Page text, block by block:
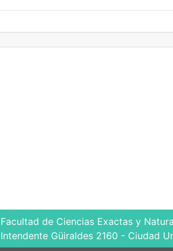
Facultad de Ciencias Exactas y
Intendente Güiraldes 2160 - Ciudad